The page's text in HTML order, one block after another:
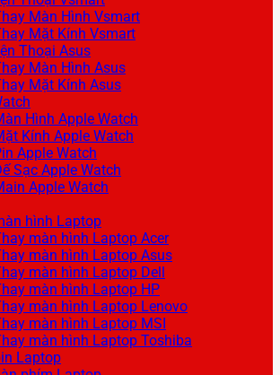
Màn Hình Vsmart
Mặt Kính Vsmart
Thoại Asus
Màn Hình Asus
Mặt Kính Asus
Hình Apple Watch
Kính Apple Watch
Apple Watch
Sạc Apple Watch
Apple Watch
hình Laptop
màn hình Laptop Acer
màn hình Laptop Asus
màn hình Laptop Dell
màn hình Laptop HP
màn hình Laptop Lenovo
màn hình Laptop MSI
màn hình Laptop Toshiba
Laptop